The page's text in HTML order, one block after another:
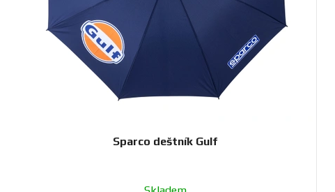
Sparco deštník Gulf